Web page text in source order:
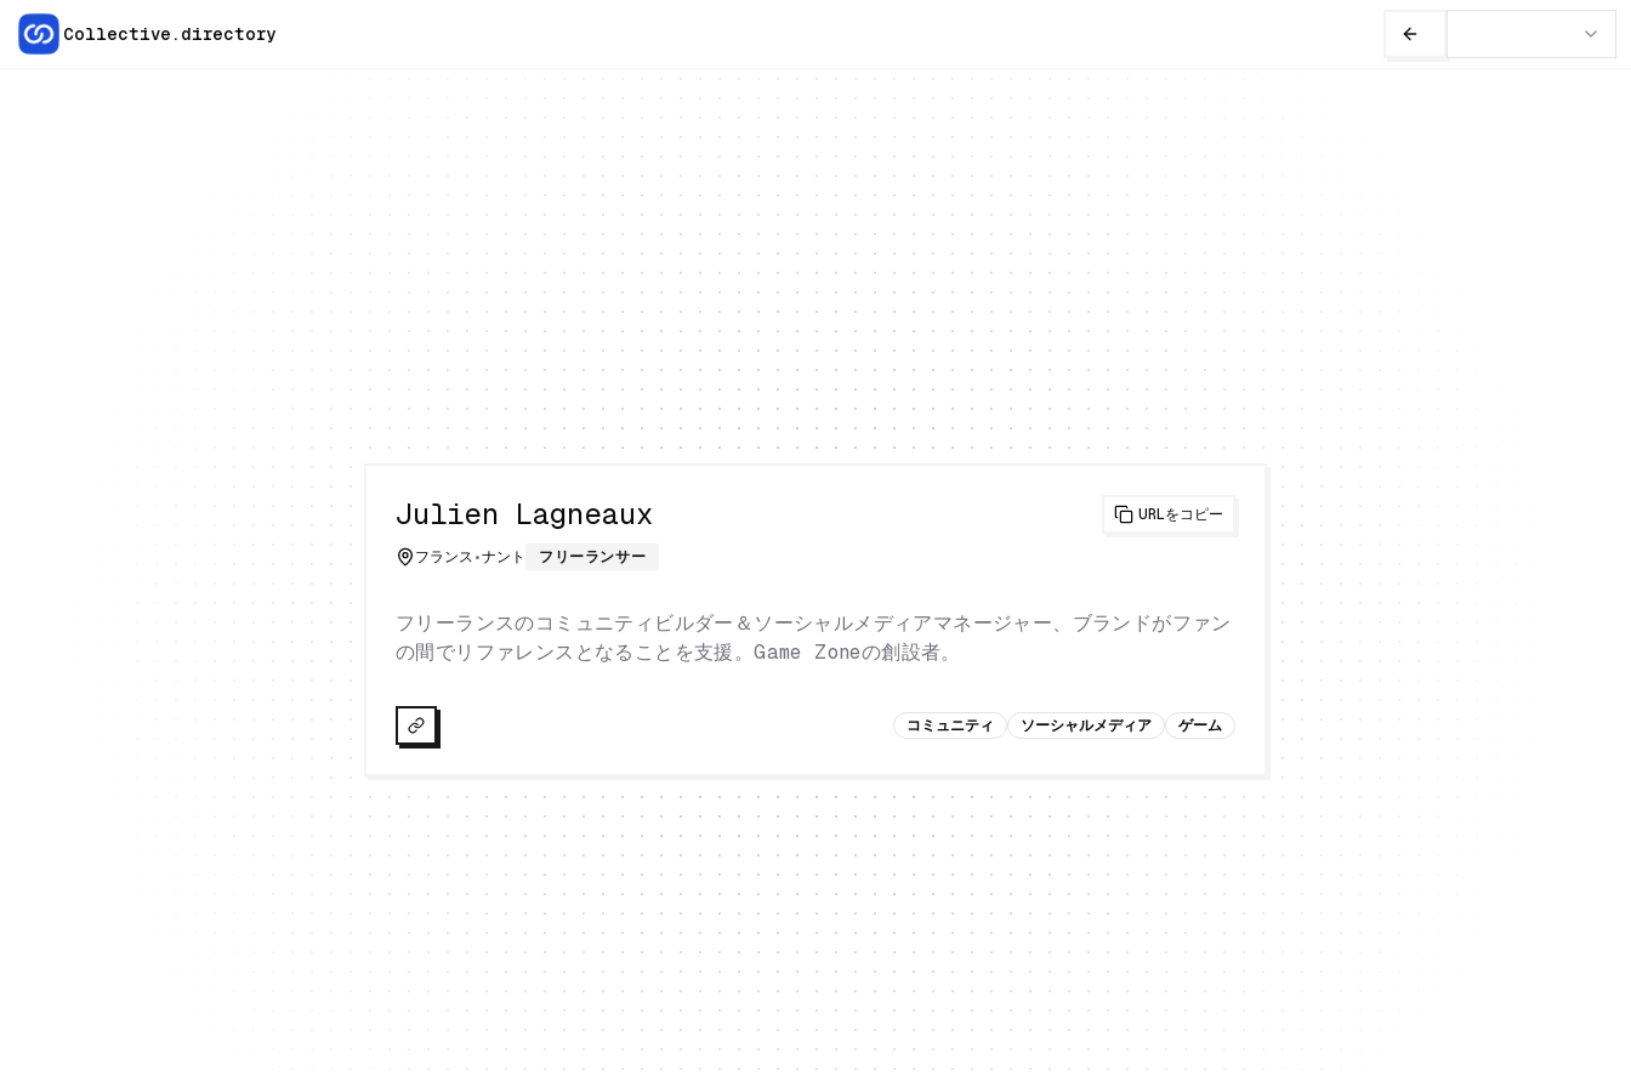
Collective.directory
Julien Lagneaux URLをコピー
フランス •ナント フリーランサー
フリーランスのコミュニティビルダー＆ソーシャルメディアマネージャー、ブランドがファン
の間でリファレンスとなることを支援。Game Zoneの創設者。
コミュニティ ソーシャルメディア ゲーム